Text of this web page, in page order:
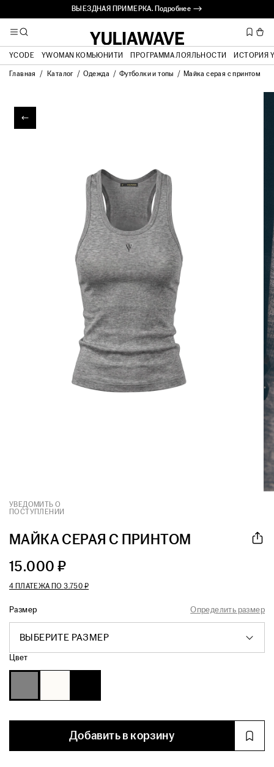
ВЫЕЗДНАЯ ПРИМЕРКА. Подробнее ⟶
YCODE YWOMAN КОМЬЮНИТИ ПРОГРАММА ЛОЯЛЬНОСТИ ИСТОРИЯ
Главная Каталог Одежда Футболки и топы Майка серая с принтом
УВЕДОМИТЬ О
ПОСТУПЛЕНИИ
МАЙКА СЕРАЯ С ПРИНТОМ
15.000 ₽
4 ПЛАТЕЖА ПО3.750 ₽
Размер Определить размер
ВЫБЕРИТЕ РАЗМЕР
Цвет
Добавить в корзину